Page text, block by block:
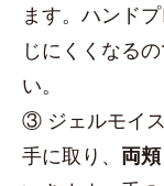
ます。ハンド
じにくくなる
い。
③ ジェルモイ
手に取り、 両